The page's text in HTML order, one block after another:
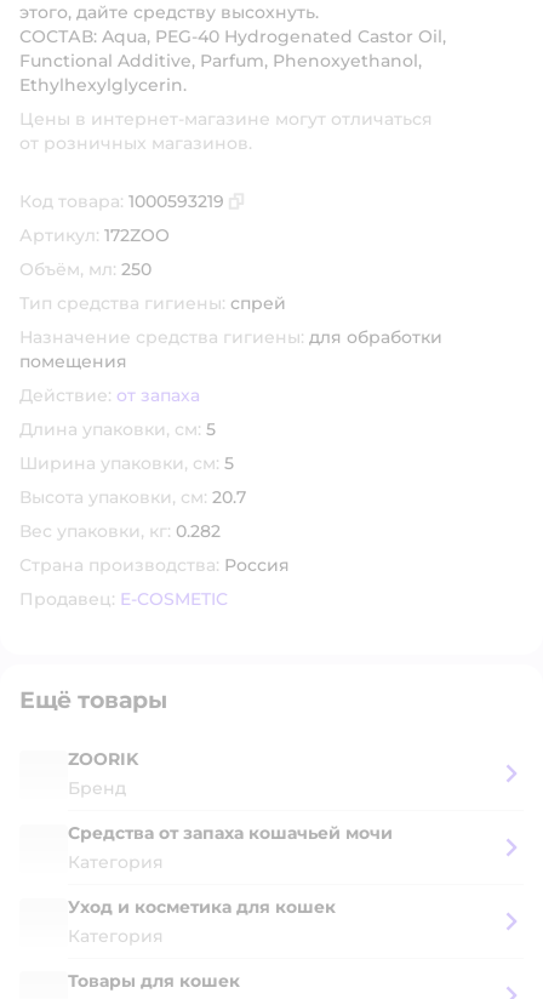
этого, дайте средству высохнуть.
СОСТАВ: Aqua, PEG-40 Hydrogenated Castor Oil,
Functional Additive, Parfum, Phenoxyethanol,
Ethylhexylglycerin.
Цены в интернет-магазине могут отличаться
от розничных магазинов.
Код товара: 1000593219
Артикул: 172ZOO
Объём, мл: 250
Тип средства гигиены: спрей
Назначение средства гигиены: для обработки
помещения
Действие: от запаха
Длина упаковки, см: 5
Ширина упаковки, см: 5
Высота упаковки, см: 20.7
Вес упаковки, кг: 0.282
Страна производства: Россия
Продавец: E-COSMETIC
Ещё товары
ZOORIK
Бренд
Cредства от запаха кошачьей мочи
Категория
Уход и косметика для кошек
Категория
Товары для кошек